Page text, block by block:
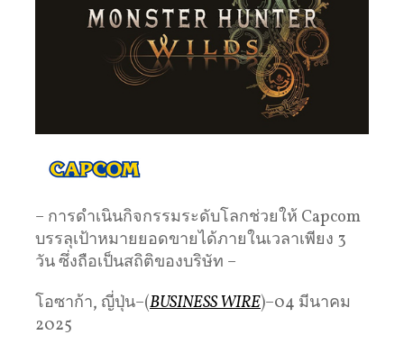
– การดำเนินกิจกรรมระดับโลกช่วยให้ Capcom
บรรลุเป้าหมายยอดขายได้ภายในเวลาเพียง 3
วัน ซึ่งถือเป็นสถิติของบริษัท –
โอซาก้า, ญี่ปุ่น–(BUSINESS WIRE)–04 มีนาคม
2025